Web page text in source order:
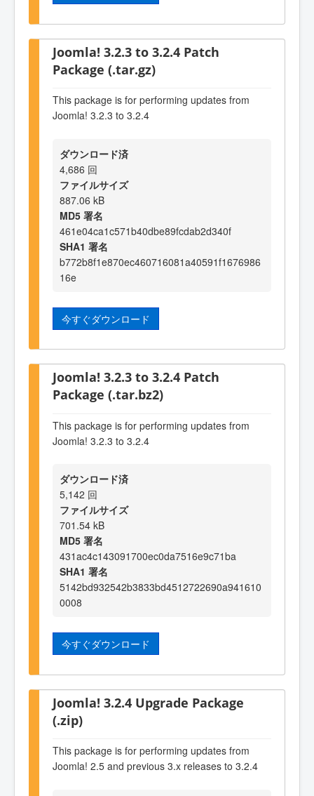
Joomla! 3.2.3 to 3.2.4 Patch
Package (.tar.gz)
This package is for performing updates from
Joomla! 3.2.3 to 3.2.4
ダウンロード済
4,686 回
ファイルサイズ
887.06 kB
MD5 署名
461e04ca1c571b40dbe89fcdab2d340f
SHA1 署名
b772b8f1e870ec460716081a40591f1676986
16e
今すぐダウンロード
Joomla! 3.2.3 to 3.2.4 Patch
Package (.tar.bz2)
This package is for performing updates from
Joomla! 3.2.3 to 3.2.4
ダウンロード済
5,142 回
ファイルサイズ
701.54 kB
MD5 署名
431ac4c143091700ec0da7516e9c71ba
SHA1 署名
5142bd932542b3833bd4512722690a941610
0008
今すぐダウンロード
Joomla! 3.2.4 Upgrade Package
(.zip)
This package is for performing updates from
Joomla! 2.5 and previous 3.x releases to 3.2.4